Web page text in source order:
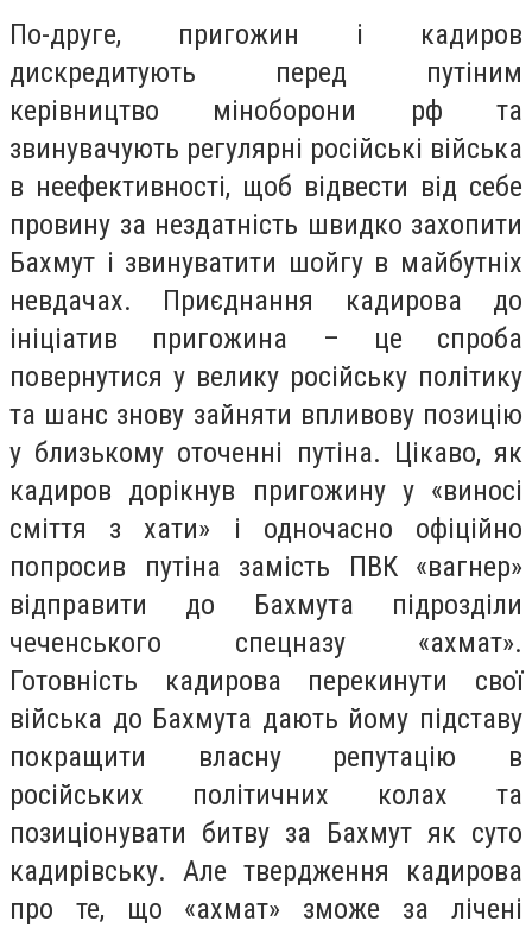
По-друге, пригожин і кадиров
дискредитують перед путіним
керівництво міноборони рф та
звинувачують регулярні російські війська
в неефективності, щоб відвести від себе
провину за нездатність швидко захопити
Бахмут і звинуватити шойгу в майбутніх
невдачах. Приєднання кадирова до
ініціатив пригожина – це спроба
повернутися у велику російську політику
та шанс знову зайняти впливову позицію
у близькому оточенні путіна. Цікаво, як
кадиров дорікнув пригожину у «виносі
сміття з хати» і одночасно офіційно
попросив путіна замість ПВК «вагнер»
відправити до Бахмута підрозділи
чеченського спецназу «ахмат».
Готовність кадирова перекинути свої
війська до Бахмута дають йому підставу
покращити власну репутацію в
російських політичних колах та
позиціонувати битву за Бахмут як суто
кадирівську. Але твердження кадирова
про те, що «ахмат» зможе за лічені